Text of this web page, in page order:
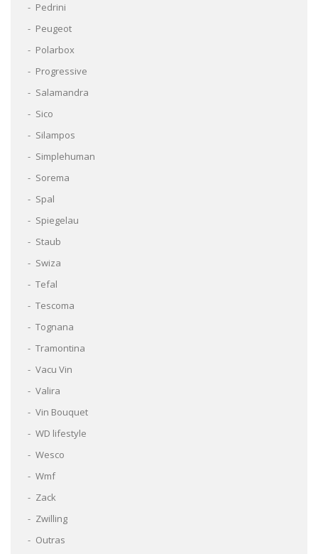
Pedrini
Peugeot
Polarbox
Progressive
Salamandra
Sico
Silampos
Simplehuman
Sorema
Spal
Spiegelau
Staub
Swiza
Tefal
Tescoma
Tognana
Tramontina
Vacu Vin
Valira
Vin Bouquet
WD lifestyle
Wesco
Wmf
Zack
Zwilling
Outras